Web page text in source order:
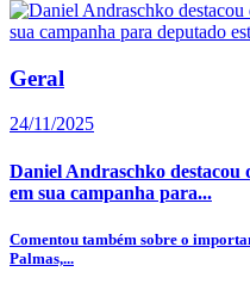
Geral
24/11/2025
Daniel Andraschko destacou
em sua campanha para...
Comentou também sobre o
Palmas,...